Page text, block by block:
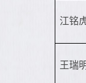
江铭
王瑞